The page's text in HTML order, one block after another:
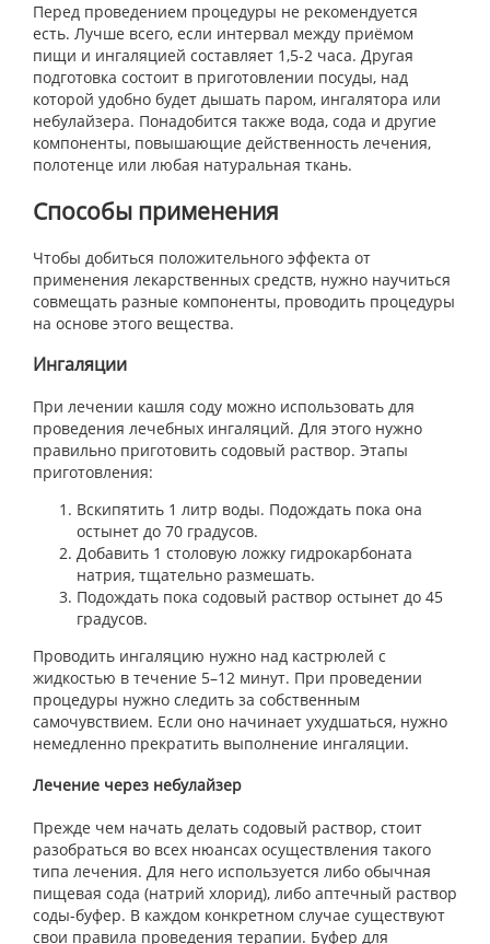
Перед проведением процедуры не рекомендуется
есть. Лучше всего, если интервал между приёмом
пищи и ингаляцией составляет 1,5-2 часа. Другая
подготовка состоит в приготовлении посуды, над
которой удобно будет дышать паром, ингалятора или
небулайзера. Понадобится также вода, сода и другие
компоненты, повышающие действенность лечения,
полотенце или любая натуральная ткань.
Способы применения
Чтобы добиться положительного эффекта от
применения лекарственных средств, нужно научиться
совмещать разные компоненты, проводить процедуры
на основе этого вещества.
Ингаляции
При лечении кашля соду можно использовать для
проведения лечебных ингаляций. Для этого нужно
правильно приготовить содовый раствор. Этапы
приготовления:
Вскипятить 1 литр воды. Подождать пока она
остынет до 70 градусов.
Добавить 1 столовую ложку гидрокарбоната
натрия, тщательно размешать.
Подождать пока содовый раствор остынет до 45
градусов.
Проводить ингаляцию нужно над кастрюлей с
жидкостью в течение 5–12 минут. При проведении
процедуры нужно следить за собственным
самочувствием. Если оно начинает ухудшаться, нужно
немедленно прекратить выполнение ингаляции.
Лечение через небулайзер
Прежде чем начать делать содовый раствор, стоит
разобраться во всех нюансах осуществления такого
типа лечения. Для него используется либо обычная
пищевая сода (натрий хлорид), либо аптечный раствор
соды-буфер. В каждом конкретном случае существуют
свои правила проведения терапии. Буфер для